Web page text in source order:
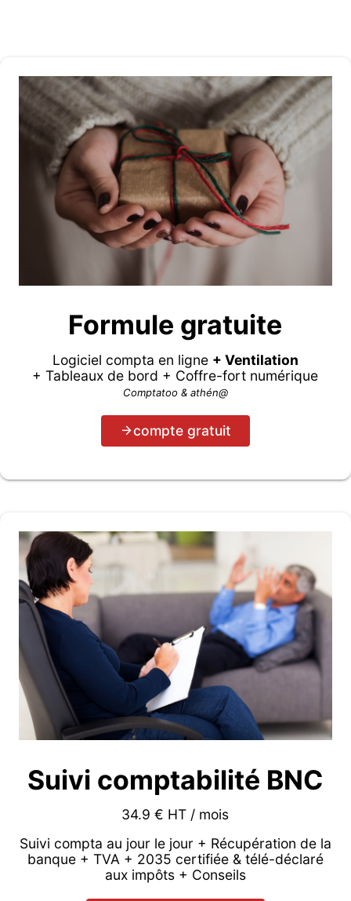
Formule gratuite
Logiciel compta en ligne + Ventilation
+ Tableaux de bord + Coffre-fort numérique
Comptatoo & athén@
compte gratuit
Suivi comptabilité BNC
34.9 € HT / mois
Suivi compta au jour le jour + Récupération de la
banque + TVA + 2035 certifiée & télé-déclaré
aux impôts + Conseils